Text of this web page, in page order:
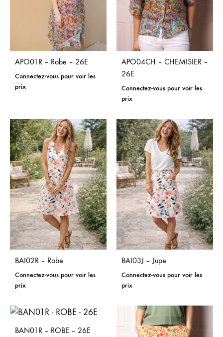
APO01R – Robe – 26E
Connectez-vous pour voir les
prix
APO04CH – CHEMISIER –
26E
Connectez-vous pour voir les
prix
BAI02R – Robe
Connectez-vous pour voir les
prix
BAI03J – Jupe
Connectez-vous pour voir les
prix
BAN01R – ROBE – 26E